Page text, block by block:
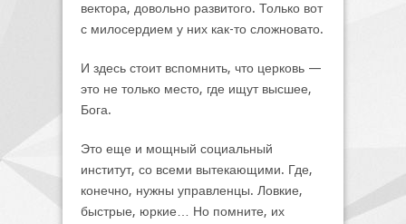
вектора, довольно развитого. Только вот
с милосердием у них как-то сложновато.
И здесь стоит вспомнить, что церковь —
это не только место, где ищут высшее,
Бога.
Это еще и мощный социальный
институт, со всеми вытекающими. Где,
конечно, нужны управленцы. Ловкие,
быстрые, юркие… Но помните, их